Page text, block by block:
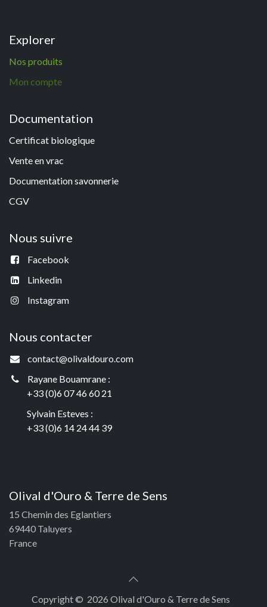
Explorer
Nos produits
Mon compte
Documentation
Certificat biologique
Vente en vrac
Documentation savonnerie
CGV
Nous suivre
Facebook
Linkedin
Instagram
Nous contacter
contact@olivaldouro.com
Rayane Bouamrane :
+33 (0)6 07 46 60 21
Sylvain Esteves :
+33 (0)6 14 24 44 39
Olival d'Ouro & Terre de Sens
15 Chemin des Eglantiers
69440 Taluyers
France
Copyright © 2026 Olival d'Ouro & Terre de Sens